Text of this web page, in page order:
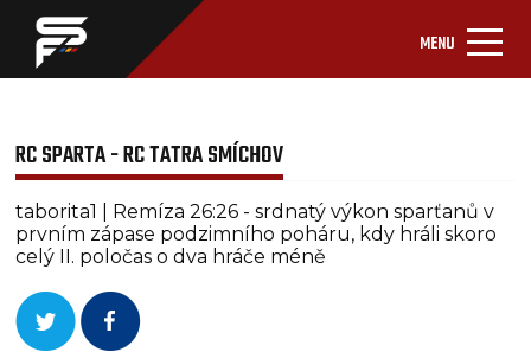
MENU
RC SPARTA - RC TATRA SMÍCHOV
taborita1 | Remíza 26:26 - srdnatý výkon sparťanů v
prvním zápase podzimního poháru, kdy hráli skoro
celý II. poločas o dva hráče méně